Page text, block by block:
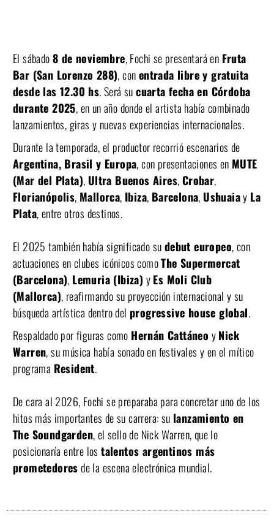
El sábado8 de noviembre, Fochi se presentará en Fruta
Bar (San Lorenzo 288), conentrada libre y gratuita
desde las 12.30 hs. Será sucuarta fecha en Córdoba
durante 2025, en un año donde el artista había combinado
lanzamientos, giras y nuevas experiencias internacionales.
Durante la temporada, el productor recorrió escenarios de
Argentina, Brasil y Europa, con presentaciones en MUTE
(Mar del Plata), Ultra Buenos Aires,Crobar,
Florianópolis, Mallorca, Ibiza, Barcelona, Ushuaiay La
Plata, entre otros destinos.
El 2025 también había significado sudebut europeo, con
actuaciones en clubes icónicos comoThe Supermercat
(Barcelona), Lemuria (Ibiza) yEs Moli Club
(Mallorca), reafirmando su proyección internacional y su
búsqueda artística dentro del progressive house global.
Respaldado por figuras como Hernán Cattáneo yNick
Warren, su música había sonado en festivales y en el mítico
programa Resident.
De cara al 2026, Fochi se preparaba para concretar uno de los
hitos más importantes de su carrera: su lanzamiento en
The Soundgarden, el sello de Nick Warren, que lo
posicionaría entre lostalentos argentinos más
prometedoresde la escena electrónica mundial.